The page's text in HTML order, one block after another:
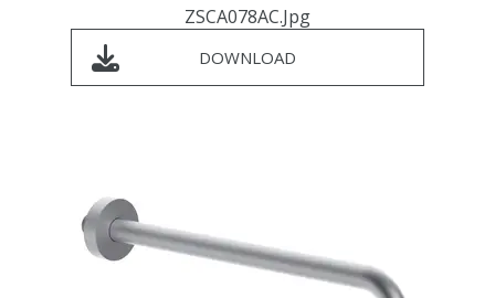
ZSCA078AC.jpg
DOWNLOAD